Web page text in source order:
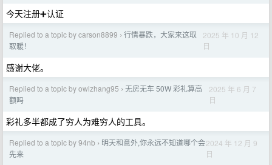
今天注册➕认证
Replied to a topic by carson8899 › 行情暴跌，大家来这取
取暖！
2025 年 10 月 12
日
感谢大佬。
Replied to a topic by owlzhang95 › 无房无车 50W 彩礼算高
额吗
2025 年 6 月 7
日
彩礼多半都成了穷人为难穷人的工具。
Replied to a topic by 94nb › 明天和意外,你永远不知道哪个会
先来
2024 年 12 月 9
日